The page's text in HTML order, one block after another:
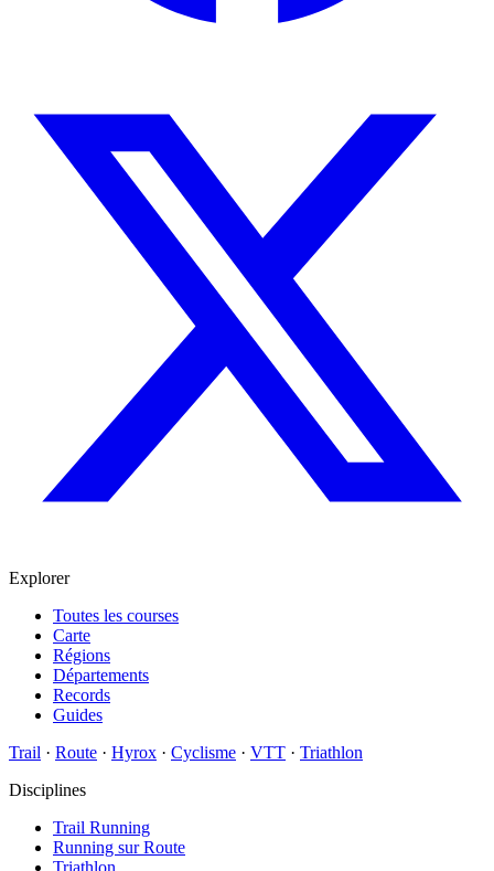
Explorer
Toutes les courses
Carte
Régions
Départements
Records
Guides
Trail · Route · Hyrox · Cyclisme · VTT · Triathlon
Disciplines
Trail Running
Running sur Route
Triathlon